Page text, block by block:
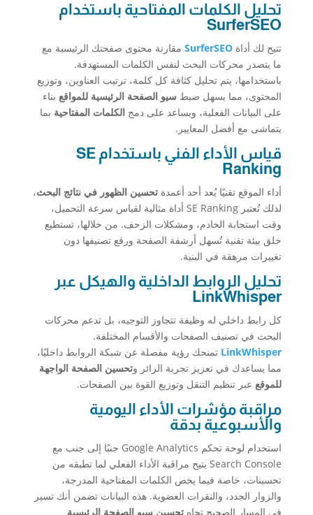
تحليل الكلمات المفتاحية باستخدام
SurferSEO
تتيح لك أداة SurferSEOمقارنة محتوى صفحتك الرئيسية مع
ما يتصدر محركات البحث لنفس الكلمات المستهدفة.
باستخدامها، يتم تحليل كثافة كل كلمة، ترتيب العناوين، وتوزيع
المحتوى، مما يسهل ضبط سيو الصفحة الرئيسية للمواقعبناء
على البيانات الفعلية، ويساعد على دمج الكلمات المفتاحية بما
يتماشى مع أفضل المعايير.
قياس الأداء الفني باستخدام SE
Ranking
أداء الموقع تقنيًا يُعد أحد أعمدة تحسين الظهور في نتائج البحث،
لذلك تُعتبر SE Ranking أداة مثالية لقياس سرعة التحميل،
وقت استجابة الخادم، ومشكلات الزحف. من خلالها، تستطيع
خلق بيئة تقنية تُسهل أرشفة الصفحة ورفع تصنيفها دون
تغييرات مرهقة في البنية.
تحليل الروابط الداخلية والهيكل عبر
LinkWhisper
كل رابط داخلي له وظيفة تتجاوز التوجيه، بل تدعم محركات
البحث في تصنيف الصفحات والأقسام المختلفة.
LinkWhisper تمنحك رؤية مفصلة عن شبكة الروابط داخليًا،
مما يساعدك في تعزيز تجربة الزائر وتحسين الصفحة الواجهة
للموقععبر تنظيم التنقل وتوزيع القوة بين الصفحات.
مراقبة مؤشرات الأداء اليومية
والأسبوعية بدقة
استخدام لوحة تحكم Google Analytics جنبًا إلى جنب مع
Search Console يتيح مراقبة الأداء الفعلي لما تطبقه من
تحسينات، خاصة فيما يخص الكلمات المفتاحية المدرجة،
والزوار الجدد، والنقرات العضوية. هذه البيانات تضمن أنك تسير
في المسار الصحيح تجاه تحسين سيو الصفحة الرئيسية